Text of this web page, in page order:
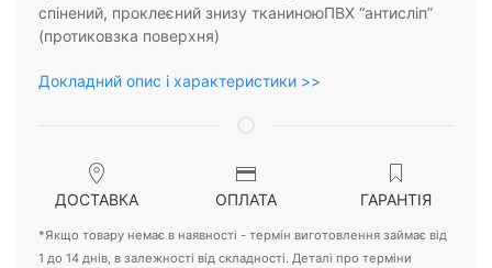
спінений, проклеєний знизу тканиноюПВХ “антисліп”
(протиковзка поверхня)
Докладний опис і характеристики >>
ДОСТАВКА ОПЛАТА ГАРАНТІЯ
*Якщо товару немає в наявності - термін виготовлення займає від
1 до 14 днів, в залежності від складності. Деталі про терміни